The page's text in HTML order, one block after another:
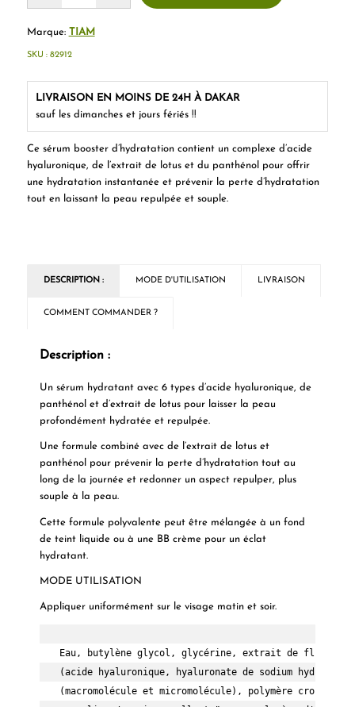
Ce sérum booster d’hydratation contient un complexe d’acide
hyaluronique, de l’extrait de lotus et du panthénol pour offrir
une hydratation instantanée et prévenir la perte d’hydratation
tout en laissant la peau repulpée et souple.
Marque: TIAM
LIVRAISON EN MOINS DE 24H À DAKAR
sauf les dimanches et jours fériés !!
SKU : 82912
DESCRIPTION : MODE D'UTILISATION LIVRAISON
COMMENT COMMANDER ?
Description :
Un sérum hydratant avec 6 types d’acide hyaluronique, de
panthénol et d’extrait de lotus pour laisser la peau
profondément hydratée et repulpée.
Une formule combiné avec de l’extrait de lotus et
panthénol pour prévenir la perte d’hydratation tout au
long de la journée et redonner un aspect repulper, plus
souple à la peau.
Cette formule polyvalente peut être mélangée à un fond
de teint liquide ou à une BB crème pour un éclat
hydratant.
MODE UTILISATION
Appliquer uniformément sur le visage matin et soir.
Eau, butylène glycol, glycérine, extrait de fleur de
(acide hyaluronique, hyaluronate de sodium
(macromolécule et micromolécule), polymère croisé